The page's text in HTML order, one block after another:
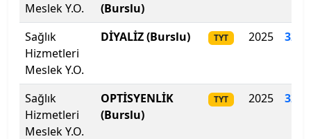
İstanbul Rumeli Üniversitesi
İstanbul Sabahattin Zaim Üniversitesi
İstanbul Sağlık ve Sosyal Bilimler Meslek Y.O.
İstanbul Sağlık ve Sosyal Bilimler Meslek Y.O.
Meslek Y.O.
(Burslu)
Sağlık
Hizmetleri
Meslek Y.O.
DİYALİZ (Burslu) TYT 2025
Sağlık
Hizmetleri
Meslek Y.O.
OPTİSYENLİK
(Burslu)
TYT 2025